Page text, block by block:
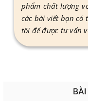
phẩm chất lượng
các bài viết bạn có
tôi để được tư vấn